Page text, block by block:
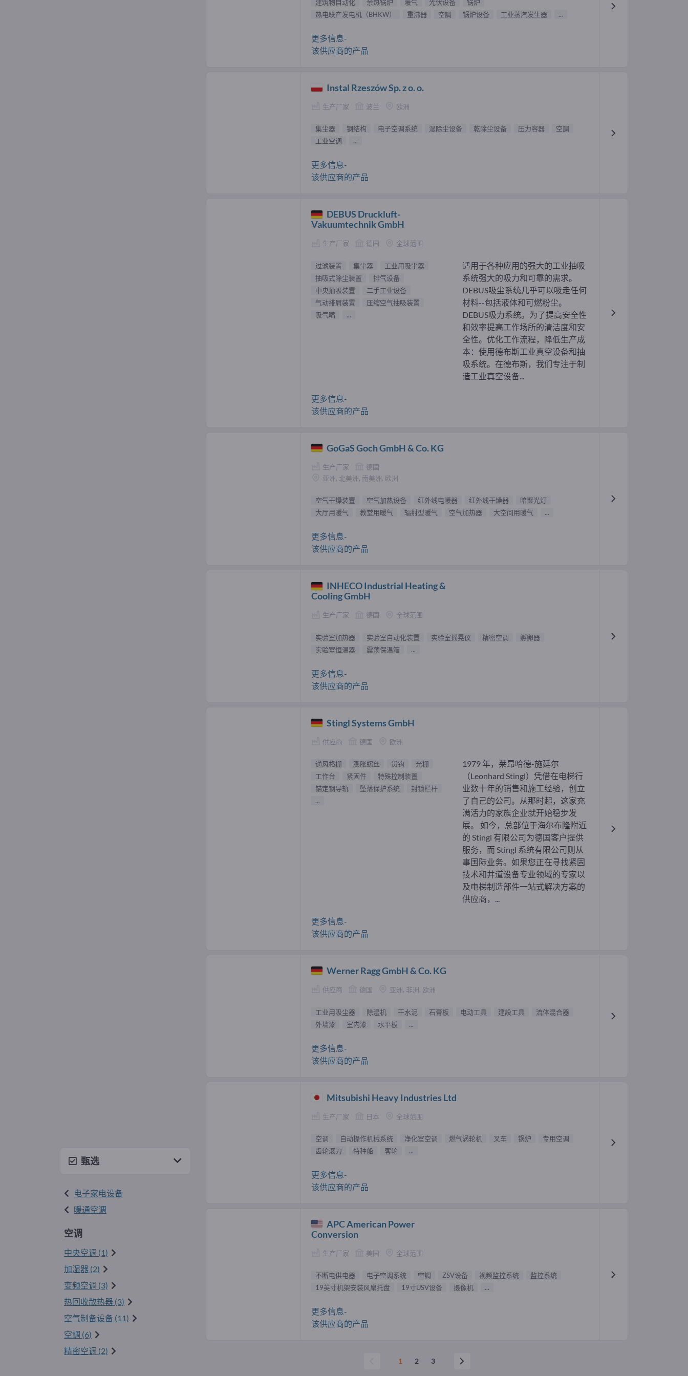
甄选
电子家电设备
暖通空调
空调
中央空调 (1)
加湿器 (2)
变频空调 (3)
热回收散热器 (3)
空气制备设备 (11)
空調 (6)
精密空调 (2)
建筑物自动化 余热锅炉 暖气 光伏设备
锅炉
热电联产发电机（BHKW）
重沸器 空調 锅炉设备 工业蒸汽发生器 ...
更多信息-
该供应商的产品
Instal Rzeszów Sp. z o. o.
生产厂家 波兰 欧洲
集尘器 钢结构 电子空调系统 湿除尘设备 乾除尘设备 压力容器
空調
工业空调
...
更多信息-
该供应商的产品
DEBUS Druckluft-
Vakuumtechnik GmbH
生产厂家 德国 全球范围
过滤装置 集尘器
工业用吸尘器
抽吸式除尘装置
排气设备
中央抽吸装置
二手工业设备
气动排屑装置
压缩空气抽吸装置
吸气嘴
...
适用于各种应用的强大的工业抽吸
系统强大的吸力和可靠的需求。
DEBUS吸尘系统几乎可以吸走任何
材料--包括液体和可燃粉尘。
DEBUS吸力系统。为了提高安全性
和效率提高工作场所的清洁度和安
全性。优化工作流程，降低生产成
本：使用德布斯工业真空设备和抽
吸系统。在德布斯，我们专注于制
造工业真空设备...
更多信息-
该供应商的产品
GoGaS Goch GmbH & Co. KG
生产厂家
德国
亚洲, 北美洲, 南美洲, 欧洲
空气干燥装置 空气加热设备 红外线电暖器 红外线干燥器
暗聚光灯
大厅用暖气
教堂用暖气 辐射型暖气 空气加热器 大空间用暖气 ...
更多信息-
该供应商的产品
INHECO Industrial Heating &
Cooling GmbH
生产厂家 德国 全球范围
实验室加热器 实验室自动化装置 实验室摇晃仪 精密空调
孵卵器
实验室恒温器
震荡保温箱 ...
更多信息-
该供应商的产品
Stingl Systems GmbH
供应商 德国 欧洲
通风格栅 膨胀螺丝 货钩
光栅
工作台
紧固件
特殊控制装置
锚定钢导轨
坠落保护系统
封锁栏杆
...
1979 年，莱昂哈德-施廷尔
（Leonhard Stingl）凭借在电梯行
业数十年的销售和施工经验，创立
了自己的公司。从那时起，这家充
满活力的家族企业就开始稳步发
展。 如今，总部位于海尔布隆附近
的 Stingl 有限公司为德国客户提供
服务，而 Stingl 系统有限公司则从
事国际业务。如果您正在寻找紧固
技术和井道设备专业领域的专家以
及电梯制造部件一站式解决方案的
供应商，...
更多信息-
该供应商的产品
Werner Ragg GmbH & Co. KG
供应商 德国 亚洲, 非洲, 欧洲
工业用吸尘器 除湿机 干水泥 石膏板 电动工具 建設工具
流体混合器
外墙漆
室内漆 水平板 ...
更多信息-
该供应商的产品
Mitsubishi Heavy Industries Ltd
生产厂家 日本 全球范围
空调 自动操作机械系统 净化室空调 燃气涡轮机 叉车 锅炉
专用空调
齿轮滚刀
特种船 客轮 ...
更多信息-
该供应商的产品
APC American Power
Conversion
生产厂家 美国 全球范围
不断电供电器 电子空调系统 空調 ZSV设备 视频监控系统
监控系统
19英寸机架安装风扇托盘
19寸USV设备 摄像机 ...
更多信息-
该供应商的产品
1 2 3